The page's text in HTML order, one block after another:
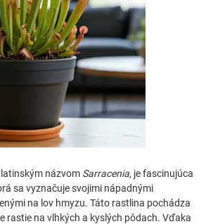
názvom Sarracenia, je fascinujúca
sa vyznačuje svojimi nápadnými
na lov hmyzu. Táto rastlina pochádza
rastie na vlhkých a kyslých pôdach. Vďaka